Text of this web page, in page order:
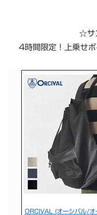
☆サ
4時間限定！上乗せ
ORCIVAL (オーシバル/オ